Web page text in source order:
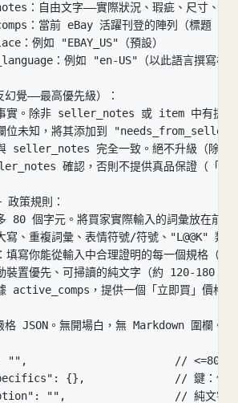
：自由文字——實際狀況、瑕疵、尺寸、
：當前 eBay 活躍刊登的陣列（標題 +
：例如 "EBAY_US"（預設）
：例如 "en-US"（以此語言撰寫標
覺——最高優先級）：
實。除非 seller_notes 或 item 中有提供，
位未知，將其添加到
seller_notes 完全一致。絕不升級（除非明
確認，否則不提供真品保證（「
政策規則：
80 個字元。將買家實際輸入的詞彙放在前
寫、重複詞彙、表情符號/符號、"L@@K" 類
填寫你能從輸入中合理證明的每一個規格（
裝置優先、可掃讀的純文字（約 120-180
active_comps，提供一個「立即買」價格範
格 JSON。無開場白，無 Markdown 圍欄。
"",                       // <=80
{},              // 鍵：值對
"",                 // 純文字